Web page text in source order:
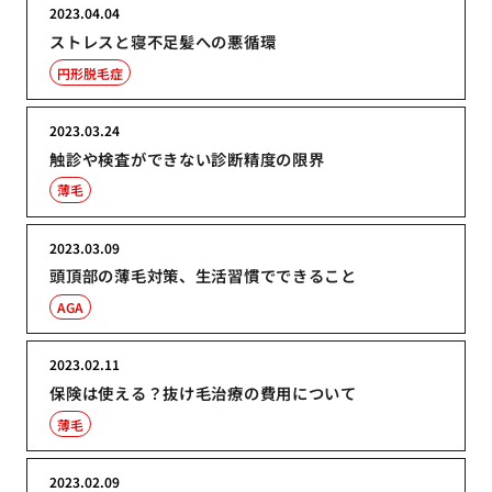
ストレスと寝不足髪への悪循環
2023.04.04
円形脱毛症
触診や検査ができない診断精度の限界
2023.03.24
薄毛
頭頂部の薄毛対策、生活習慣でできること
2023.03.09
AGA
保険は使える？抜け毛治療の費用について
2023.02.11
薄毛
2023.02.09